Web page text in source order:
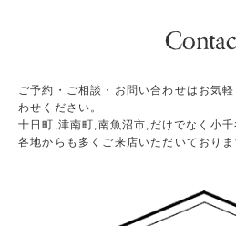
ご予約・ご相談・お問い合わせはお気
わせください。
十日町,津南町,南魚沼市,だけでなく小
各地からも多くご来店いただいておりま